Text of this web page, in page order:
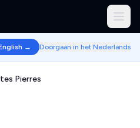
→ Doorgaan in het Nederlands
Pierres